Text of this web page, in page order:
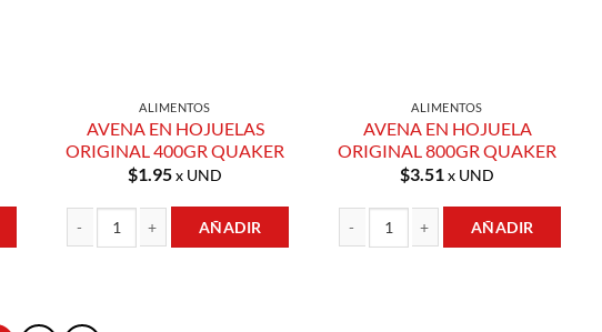
ALIMENTOS
AVENA EN HOJUELAS
ORIGINAL 400GR QUAKER
$1.95x UND
AÑADIR
ALIMENTOS
AVENA EN HOJUELA
ORIGINAL 800GR QUAKER
$3.51x UND
AÑADIR